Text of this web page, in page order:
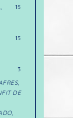
15
15
3
DE